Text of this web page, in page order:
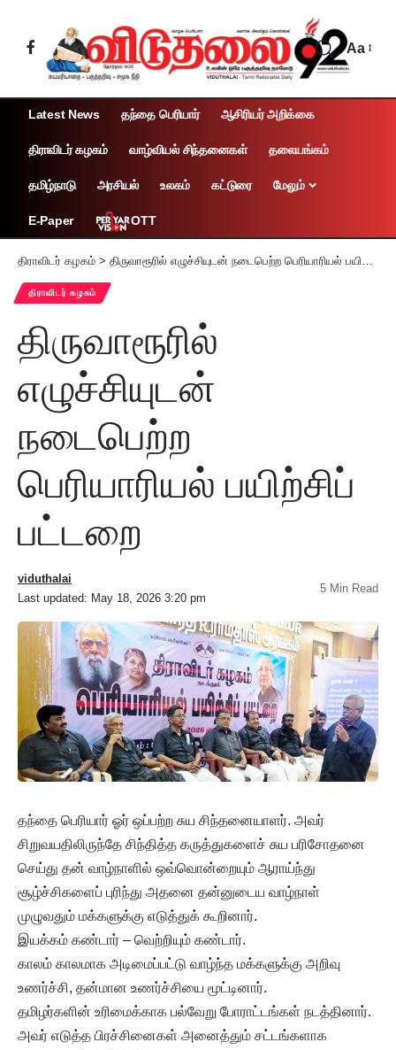
Aa
Latest News தந்தை பெரியார் ஆசிரியர் அறிக்கை
திராவிடர் கழகம் வாழ்வியல் சிந்தனைகள் தலையங்கம்
தமிழ்நாடு அரசியல் உலகம் கட்டுரை மேலும்
E-Paper OTT
திராவிடர் கழகம் > திருவாரூரில் எழுச்சியுடன் நடைபெற்ற பெரியாரியல் பயிற்சிப் பட்டறை
திராவிடர் கழகம்
திருவாரூரில்
எழுச்சியுடன்
நடைபெற்ற
பெரியாரியல் பயிற்சிப்
பட்டறை
Last updated: May 18, 2026 3:20 pm
viduthalai
5 Min Read
தந்தை பெரியார் ஓர் ஒப்பற்ற சுய சிந்தனையாளர். அவர்
சிறுவயதிலிருந்தே சிந்தித்த கருத்துகளைச் சுய பரிசோதனை
செய்து தன் வாழ்நாளில் ஒவ்வொன்றையும் ஆராய்ந்து
சூழ்ச்சிகளைப் புரிந்து அதனை தன்னுடைய வாழ்நாள்
முழுவதும் மக்களுக்கு எடுத்துக் கூறினார்.
இயக்கம் கண்டார் – வெற்றியும் கண்டார்.
காலம் காலமாக அடிமைப்பட்டு வாழ்ந்த மக்களுக்கு அறிவு
உணர்ச்சி, தன்மான உணர்ச்சியை மூட்டினார்.
தமிழர்களின் உரிமைக்காக பல்வேறு போராட்டங்கள் நடத்தினார்.
அவர் எடுத்த பிரச்சினைகள் அனைத்தும் சட்டங்களாக